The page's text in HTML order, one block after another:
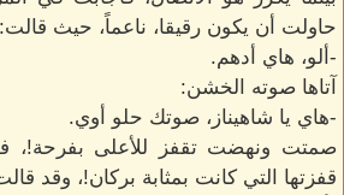
حاولت أن يكون رقيقا، ناعماً، حيث قالت:
-ألو، هاي أدهم.
آتاها صوته الخشن:
-هاي يا شاهيناز، صوتك حلو أوي.
صمتت ونهضت تقفز للأعلى بفرحة!،
قفزتها التي كانت بمثابة بركان!، وقد